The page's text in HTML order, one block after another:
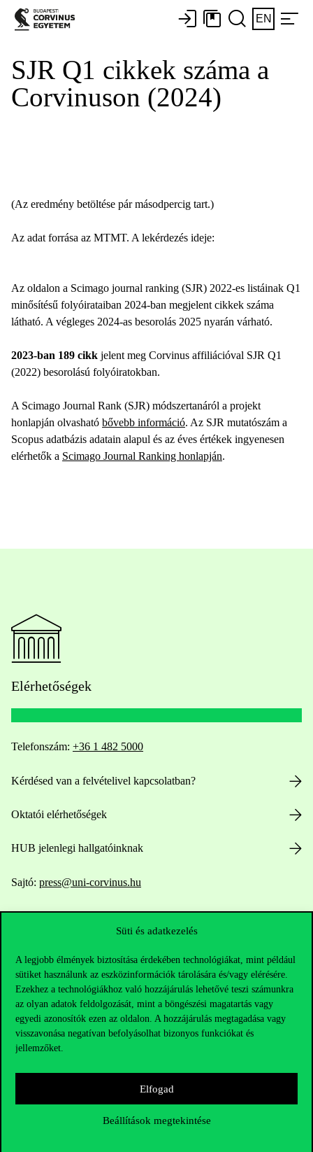
Süti és adatkezelés
A legjobb élmények biztosítása érdekében technológiákat, mint például
sütiket használunk az eszközinformációk tárolására és/vagy elérésére.
Ezekhez a technológiákhoz való hozzájárulás lehetővé teszi számunkra
az olyan adatok feldolgozását, mint a böngészési magatartás vagy
egyedi azonosítók ezen az oldalon. A hozzájárulás megtagadása vagy
visszavonása negatívan befolyásolhat bizonyos funkciókat és
jellemzőket.
Elfogad
Beállítások megtekintése
EN
SJR Q1 cikkek száma a
Corvinuson (2024)
(Az eredmény betöltése pár másodpercig tart.)
Az adat forrása az MTMT. A lekérdezés ideje:
Az oldalon a Scimago journal ranking (SJR) 2022-es listáinak Q1
minősítésű folyóirataiban 2024-ban megjelent cikkek száma
látható. A végleges 2024-as besorolás 2025 nyarán várható.
2023-ban 189 cikk jelent meg Corvinus affiliációval SJR Q1
(2022) besorolású folyóiratokban.
A Scimago Journal Rank (SJR) módszertanáról a projekt
honlapján olvasható bővebb információ. Az SJR mutatószám a
Scopus adatbázis adatain alapul és az éves értékek ingyenesen
elérhetők a Scimago Journal Ranking honlapján.
Elérhetőségek
Telefonszám: +36 1 482 5000
Kérdésed van a felvételivel kapcsolatban?
Oktatói elérhetőségek
HUB jelenlegi hallgatóinknak
Sajtó: press@uni-corvinus.hu
Hasznos linkek